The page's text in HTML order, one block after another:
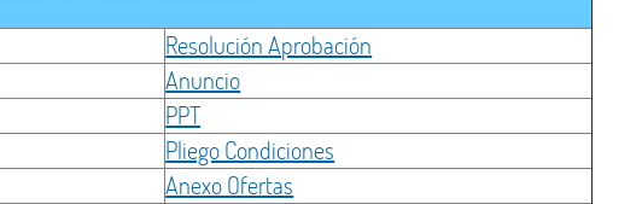
Resolución Aprobación
Anuncio
PPT
Pliego Condiciones
Anexo Ofertas